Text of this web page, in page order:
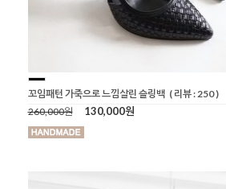
꼬임패턴 가죽으로 느낌살린 슬링백 ( 리뷰 : 250 )
260,000원
130,000원